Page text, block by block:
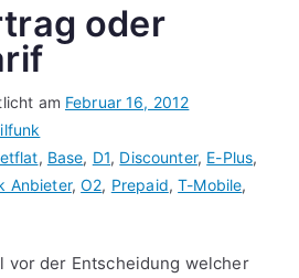
oder
am Februar 16, 2012
, Base, D1, Discounter, E-Plus,
Anbieter,O2, Prepaid,T-Mobile,
vor der Entscheidung welcher